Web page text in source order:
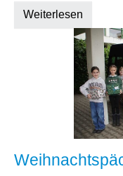
Weiterlesen